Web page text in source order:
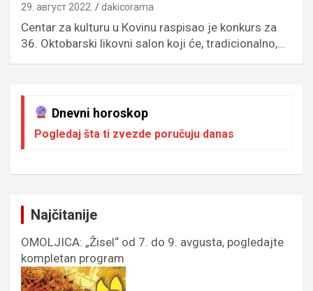
29. август 2022. dakicorama
Centar za kulturu u Кovinu raspisao je konkurs za
36. Oktobarski likovni salon koji će, tradicionalno,…
Dnevni horoskop
Pogledaj šta ti zvezde poručuju danas
Najčitanije
OMOLJICA: „Žisel“ od 7. do 9. avgusta, pogledajte
kompletan program